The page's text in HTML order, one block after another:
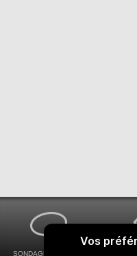
SONDAGES MA VOIX